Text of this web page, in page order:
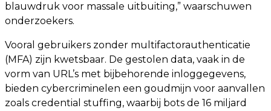
blauwdruk voor massale uitbuiting,” waarschuwen
onderzoekers.
Vooral gebruikers zonder multifactorauthenticatie
(MFA) zijn kwetsbaar. De gestolen data, vaak in de
vorm van URL’s met bijbehorende inloggegevens,
bieden cybercriminelen een goudmijn voor aanvallen
zoals credential stuffing, waarbij bots de 16 miljard